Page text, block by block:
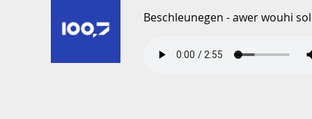
Beschleunegen - awer wouhi